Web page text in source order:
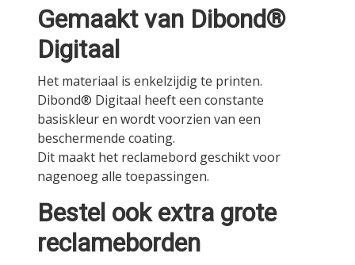
Gemaakt van Dibond®
Digitaal
Het materiaal is enkelzijdig te printen.
Dibond® Digitaal heeft een constante
basiskleur en wordt voorzien van een
beschermende coating.
Dit maakt het reclamebord geschikt voor
nagenoeg alle toepassingen.
Bestel ook extra grote
reclameborden